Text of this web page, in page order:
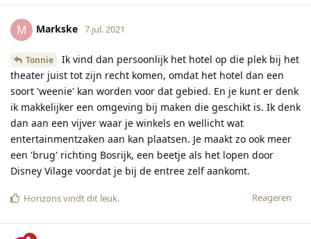
M Markske 7 jul. 2021
Tonnie
Ik vind dan persoonlijk het hotel op die plek bij het
theater juist tot zijn recht komen, omdat het hotel dan een
soort 'weenie' kan worden voor dat gebied. En je kunt er denk
ik makkelijker een omgeving bij maken die geschikt is. Ik denk
dan aan een vijver waar je winkels en wellicht wat
entertainmentzaken aan kan plaatsen. Je maakt zo ook meer
een 'brug' richting Bosrijk, een beetje als het lopen door
Disney Vilage voordat je bij de entree zelf aankomt.
Reageren
Horizonsvindt dit leuk.